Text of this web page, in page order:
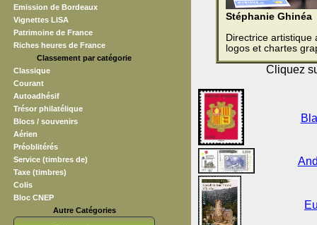
Emission de Bordeaux
Vignettes LISA
Patrimoine de France
Riches heures de France
Classement par catégorie
Classique
Courant
Autoadhésif
Trésor philatélique
Blocs / souvenirs
Aérien
Préoblitérés
Service (timbres de)
Taxe (timbres)
Colis
Bloc CNEP
Autre Catégories
Stéphanie Ghinéa
Directrice artistique
logos et chartes
Cliquez